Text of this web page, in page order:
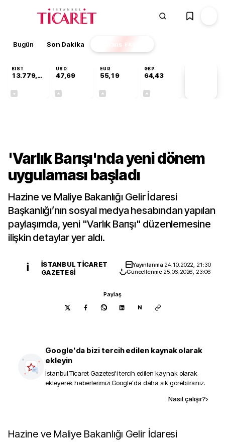
Bugün Son Dakika Finans EKSTRA
BIST
13.779,39
USD
47,69
EUR
55,19
GBP
64,43
'Varlık Barışı'nda yeni dönem
uygulaması başladı
Hazine ve Maliye Bakanlığı Gelir İdaresi
Başkanlığı’nın sosyal medya hesabından yapılan
paylaşımda, yeni "Varlık Barışı" düzenlemesine
ilişkin detaylar yer aldı.
İ
İSTANBUL TICARET
GAZETESI
Yayınlanma 24.10.2022, 21:30
Güncellenme 25.06.2026, 23:06
Paylaş
N
Google'da bizi tercih edilen kaynak olarak
ekleyin
İstanbul Ticaret Gazetesi'i tercih edilen kaynak olarak
ekleyerek haberlerimizi Google'da daha sık görebilirsiniz.
Nasıl çalışır?›
Hazine ve Maliye Bakanlığı Gelir İdaresi